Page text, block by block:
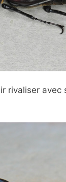
rivaliser avec